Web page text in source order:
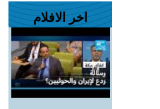
اخر الافلام